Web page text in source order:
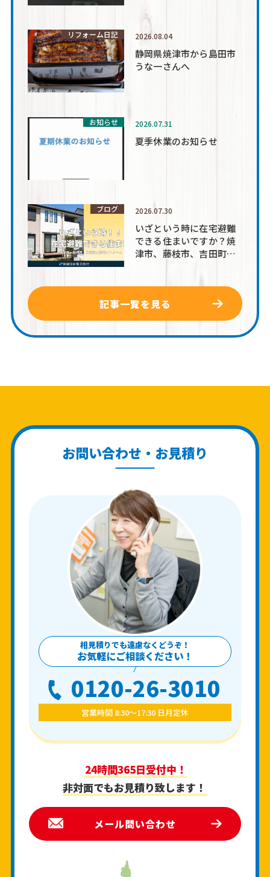
リフォーム日記 2026.08.04
静岡県焼津市から島田市
うな一さんへ
お知らせ 2026.07.31
夏季休業のお知らせ
ブログ 2026.07.30
いざという時に在宅避難
できる住まいですか？焼
津市、藤枝市、吉田町周
記事一覧を見る
お問い合わせ・お見積り
相見積りでも遠慮なくどうぞ！
お気軽にご相談ください！
0120-26-3010
営業時間 8:30〜17:30 日月定休
24時間365日受付中！
非対面でもお見積り致します！
メール問い合わせ